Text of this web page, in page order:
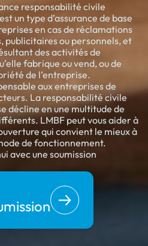
responsabilité civile
un type d’assurance de base
en cas de réclamations
publicitaires ou personnels, et
des activités de
fabrique ou vend, ou de
de l’entreprise.
aux entreprises de
La responsabilité civile
décline en une multitude de
LMBF peut vous aider à
qui convient le mieux à
de fonctionnement.
avec une soumission